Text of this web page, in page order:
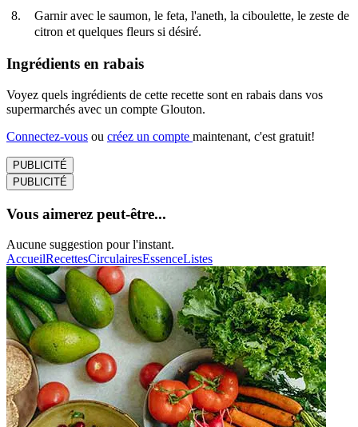
Garnir avec le saumon, le feta, l'aneth, la ciboulette, le zeste de
citron et quelques fleurs si désiré.
Ingrédients en rabais
Voyez quels ingrédients de cette recette sont en rabais dans vos
supermarchés avec un compte Glouton.
Connectez-vous ou créez un compte maintenant, c'est gratuit!
PUBLICITÉ
PUBLICITÉ
Vous aimerez peut-être...
Aucune suggestion pour l'instant.
AccueilRecettesCirculairesEssenceListes